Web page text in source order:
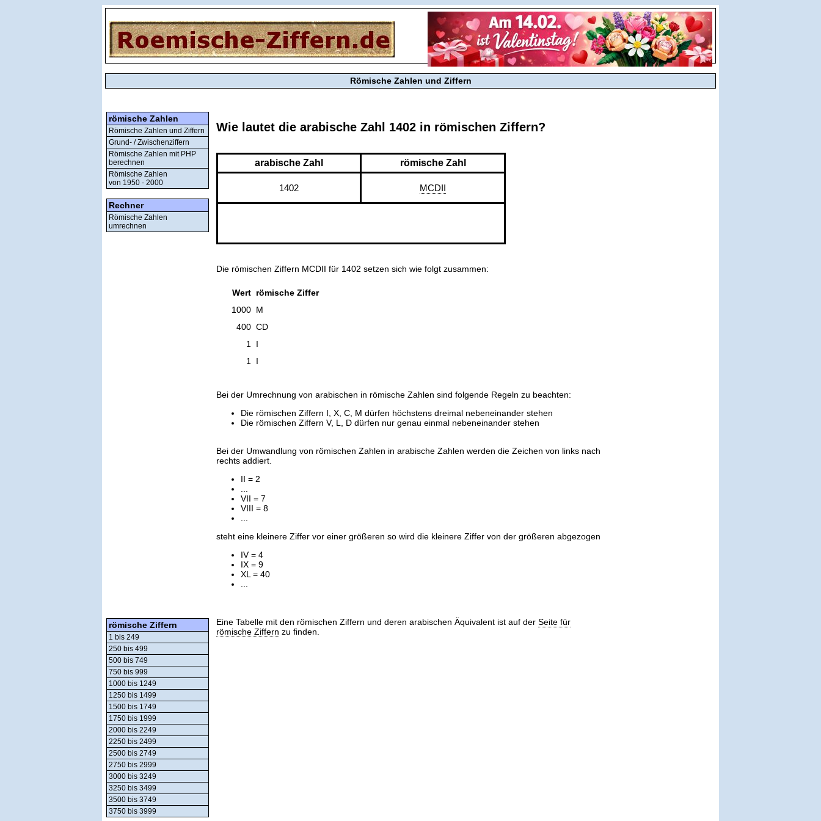
Römische Zahlen und Ziffern
römische Zahlen
Römische Zahlen und Ziffern
Grund- / Zwischenziffern
Römische Zahlen mit PHP
berechnen
Römische Zahlen
von 1950 - 2000
Rechner
Römische Zahlen
umrechnen
römische Ziffern
1 bis 249
250 bis 499
500 bis 749
750 bis 999
1000 bis 1249
1250 bis 1499
1500 bis 1749
1750 bis 1999
2000 bis 2249
2250 bis 2499
2500 bis 2749
2750 bis 2999
3000 bis 3249
3250 bis 3499
3500 bis 3749
3750 bis 3999
Wie lautet die arabische Zahl 1402 in römischen Ziffern?
arabische Zahl römische Zahl
1402 MCDII
Die römischen Ziffern MCDII für 1402 setzen sich wie folgt zusammen:
Wert römische Ziffer
1000 M
400 CD
1
I
1
I
Bei der Umrechnung von arabischen in römische Zahlen sind folgende Regeln zu beachten:
Die römischen Ziffern I, X, C, M dürfen höchstens dreimal nebeneinander stehen
Die römischen Ziffern V, L, D dürfen nur genau einmal nebeneinander stehen
Bei der Umwandlung von römischen Zahlen in arabische Zahlen werden die Zeichen von links nach
rechts addiert.
II = 2
VII = 7
VIII = 8
steht eine kleinere Ziffer vor einer größeren so wird die kleinere Ziffer von der größeren abgezogen
IV = 4
IX = 9
XL = 40
Eine Tabelle mit den römischen Ziffern und deren arabischen Äquivalent ist auf der Seite für
römische Ziffern zu finden.